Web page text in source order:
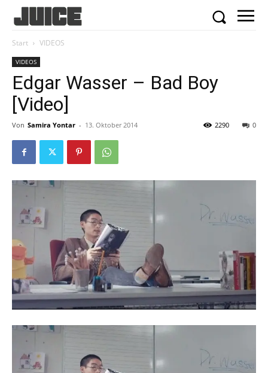
Start VIDEOS
VIDEOS
Edgar Wasser – Bad Boy
[Video]
Von Samira Yontar - 13. Oktober 2014 0
2290